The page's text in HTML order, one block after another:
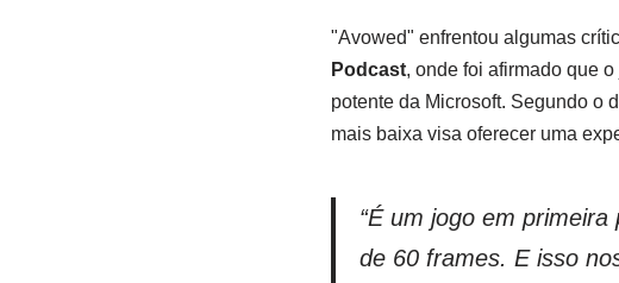
"Avowed" enfrentou algumas
Podcast, onde foi afirmado que
potente da Microsoft. Segundo o
mais baixa visa oferecer uma
“É um jogo em
de 60 frames. E isso